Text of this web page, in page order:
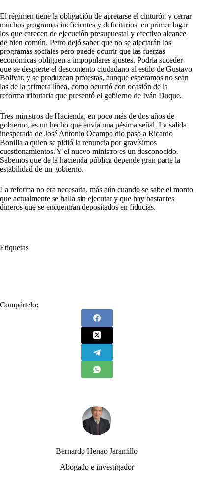
El régimen tiene la obligación de apretarse el cinturón y cerrar
muchos programas ineficientes y deficitarios, en primer lugar
los que carecen de ejecución presupuestal y efectivo alcance
de bien común. Petro dejó saber que no se afectarán los
programas sociales pero puede ocurrir que las fuerzas
económicas obliguen a impopulares ajustes. Podría suceder
que se despierte el descontento ciudadano al estilo de Gustavo
Bolívar, y se produzcan protestas, aunque esperamos no sean
las de la primera línea, como ocurrió con ocasión de la
reforma tributaria que presentó el gobierno de Iván Duque.
Tres ministros de Hacienda, en poco más de dos años de
gobierno, es un hecho que envía una pésima señal. La salida
inesperada de José Antonio Ocampo dio paso a Ricardo
Bonilla a quien se pidió la renuncia por gravísimos
cuestionamientos. Y el nuevo ministro es un desconocido.
Sabemos que de la hacienda pública depende gran parte la
estabilidad de un gobierno.
La reforma no era necesaria, más aún cuando se sabe el monto
que actualmente se halla sin ejecutar y que hay bastantes
dineros que se encuentran depositados en fiducias.
Etiquetas
Compártelo:
Bernardo Henao Jaramillo
Abogado e investigador